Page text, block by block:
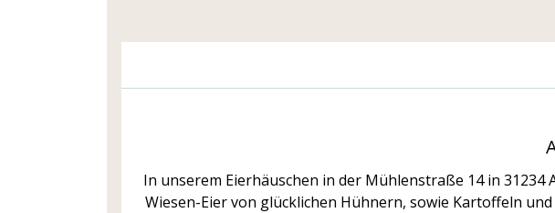
In unserem Eierhäuschen in der Mühlenstraße 14 in
Wiesen-Eier von glücklichen Hühnern, sowie Kartoffeln